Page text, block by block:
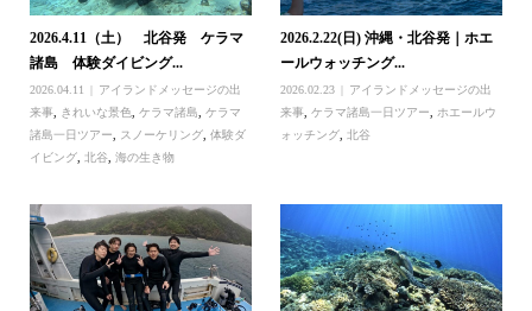
2026.4.11（土） 北谷発 ケラマ
諸島 体験ダイビング...
2026.04.11
アイランドメッセージの出
来事, きれいな景色 ケラマ諸島
ケラマ
諸島一日ツアー
スノーケリング, 体験ダ
イビング, 北谷, 海の生き物
2026.2.22(日) 沖縄・北谷発｜ホエ
ールウォッチング...
2026.02.23
アイランドメッセージの出
来事 ,ケラマ諸島一日ツアー
ホエールウ
ォッチング ,北谷